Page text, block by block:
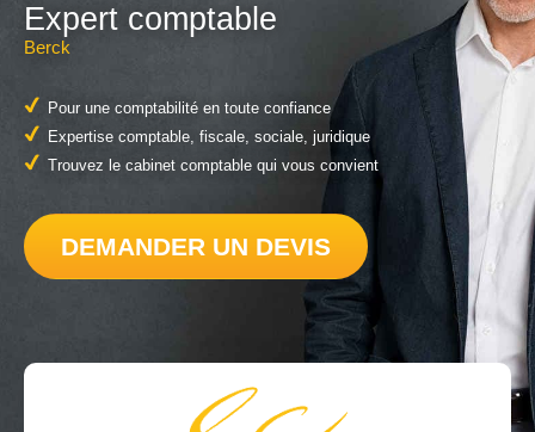
Expert comptable
Berck
Pour une comptabilité en toute confiance
Expertise comptable, fiscale, sociale, juridique
Trouvez le cabinet comptable qui vous convient
DEMANDER UN DEVIS